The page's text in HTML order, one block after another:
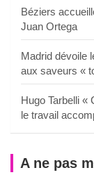
Béziers
Juan Ortega
Madrid dévoile
aux saveurs «
Hugo Tarbelli «
le travail
A ne pas